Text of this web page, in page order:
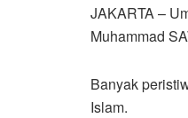
JAKARTA –
Muhammad
Banyak
Islam.